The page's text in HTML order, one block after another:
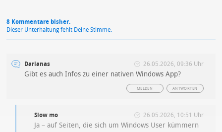
8 Kommentare bisher.
Dieser Unterhaltung fehlt Deine Stimme.
Darianas 26.05.2026, 09:36 Uhr
Gibt es auch Infos zu einer nativen Windows App?
ANTWORTEN
MELDEN
Slow mo 26.05.2026, 10:51 Uhr
Ja – auf Seiten, die sich um Windows User kümmern